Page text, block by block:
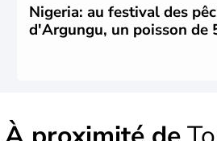
Nigeria: au festival des
d'Argungu, un poisson de